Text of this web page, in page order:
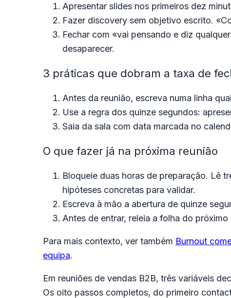
Apresentar slides nos primeiros dez
Fazer discovery sem objetivo escrito.
Fechar com «vai pensando e diz
desaparecer.
3 práticas que dobram a taxa de
Antes da reunião, escreva numa linha
Use a regra dos quinze segundos:
Saia da sala com data marcada no
O que fazer já na próxima reunião
Bloqueie duas horas de preparação. Lê
hipóteses concretas para validar.
Escreva à mão a abertura de quinze
Antes de entrar, releia a folha do
Para mais contexto, ver também Burnout
equipa.
Em reuniões de vendas B2B, três variáveis
Os oito passos completos, do primeiro